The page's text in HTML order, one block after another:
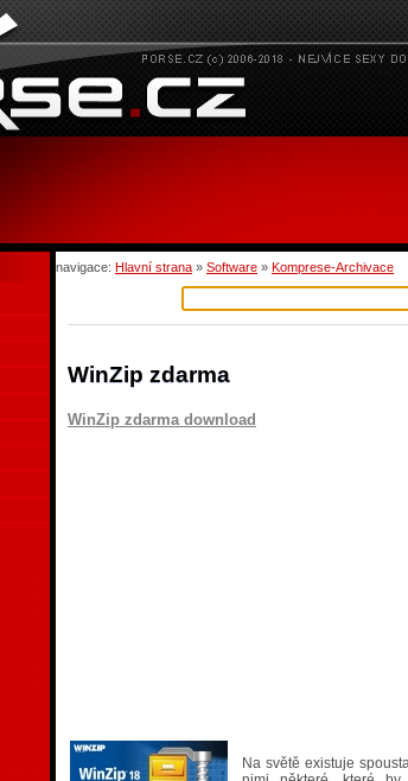
navigace: Hlavní strana » Software » Komprese-Archivace
WinZip zdarma
WinZip zdarma download
Na světě existuje